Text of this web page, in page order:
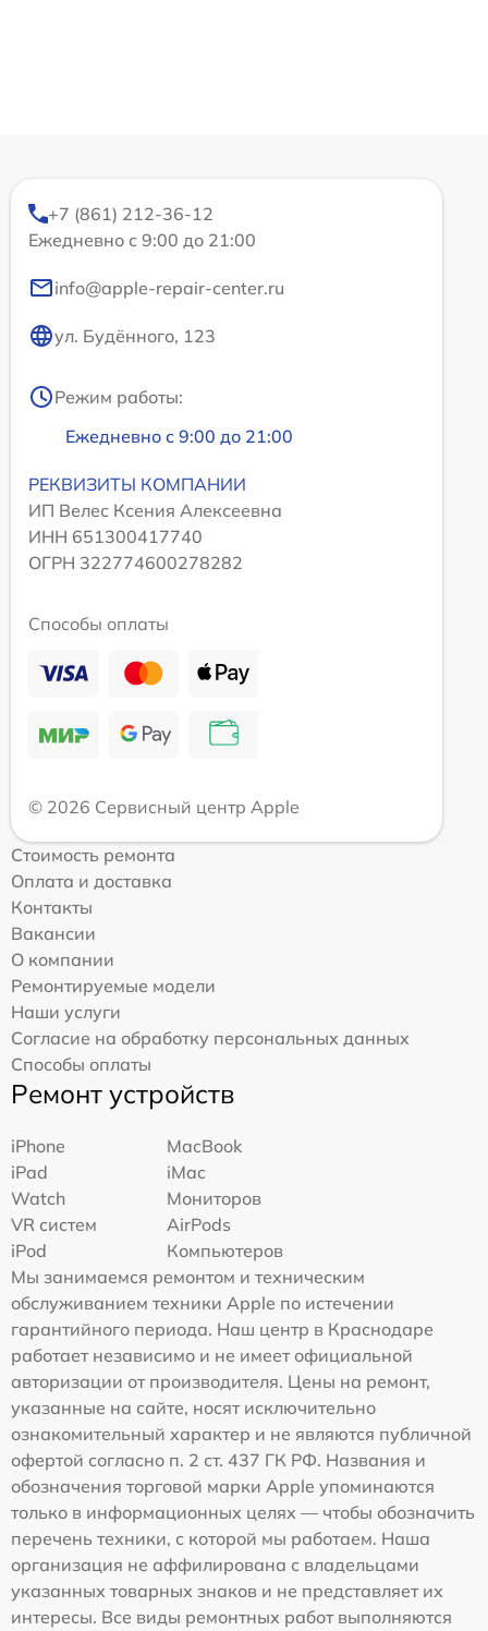
+7 (861) 212-36-12
Ежедневно с 9:00 до 21:00
info@apple-repair-center.ru
ул. Будённого, 123
Режим работы:
Ежедневно с 9:00 до 21:00
РЕКВИЗИТЫ КОМПАНИИ
ИП Велес Ксения Алексеевна
ИНН 651300417740
ОГРН 322774600278282
Способы оплаты
© 2026 Сервисный центр Apple
Стоимость ремонта
Оплата и доставка
Контакты
Вакансии
О компании
Ремонтируемые модели
Наши услуги
Согласие на обработку персональных данных
Способы оплаты
Ремонт устройств
iPhone
MacBook
iPad
iMac
Watch
Мониторов
VR систем
AirPods
iPod
Компьютеров
Мы занимаемся ремонтом и техническим
обслуживанием техники Apple по истечении
гарантийного периода. Наш центр в Краснодаре
работает независимо и не имеет официальной
авторизации от производителя. Цены на ремонт,
указанные на сайте, носят исключительно
ознакомительный характер и не являются публичной
офертой согласно п. 2 ст. 437 ГК РФ. Названия и
обозначения торговой марки Apple упоминаются
только в информационных целях — чтобы обозначить
перечень техники, с которой мы работаем. Наша
организация не аффилирована с владельцами
указанных товарных знаков и не представляет их
интересы. Все виды ремонтных работ выполняются